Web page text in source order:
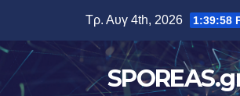
περιεχόμενο
Τρ. Αυγ 4th, 2026 1:39:59